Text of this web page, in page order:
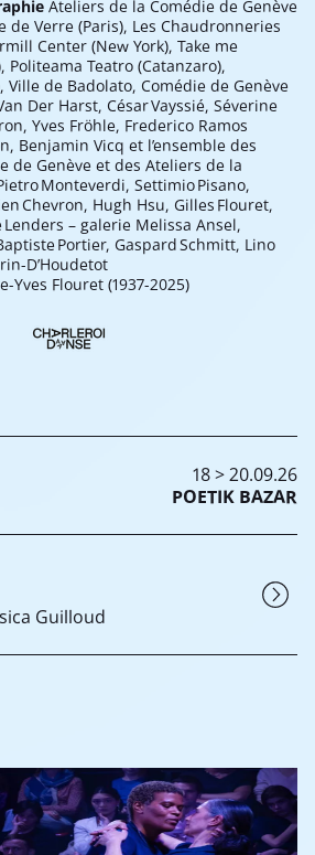
Ateliers de la Comédie de Genève
de Verre (Paris), Les Chaudronneries
Center (New York), Take me
Politeama Teatro (Catanzaro),
de Badolato, Comédie de Genève
Der Harst, César Vayssié, Séverine
Yves Fröhle, Frederico Ramos
Benjamin Vicq et l’ensemble des
de Genève et des Ateliers de la
Monteverdi, Settimio Pisano,
Chevron, Hugh Hsu, Gilles Flouret,
– galerie Melissa Ansel,
Portier, Gaspard Schmitt, Lino
D’Houdetot
Yves Flouret (1937-2025)
18 > 20.09.26
POETIK BAZAR
Guilloud